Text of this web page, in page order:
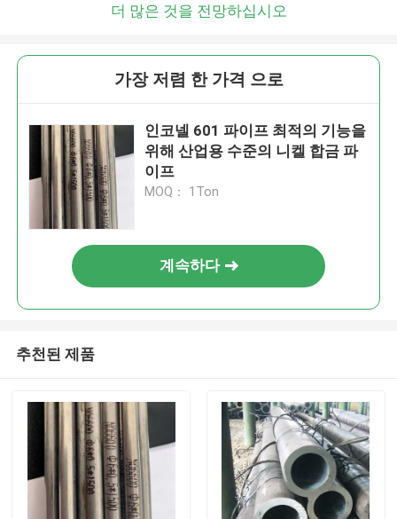
더 많은 것을 전망하십시오
가장 저렴 한 가격 으로
인코넬 601 파이프 최적의 기능을
위해 산업용 수준의 니켈 합금 파
이프
MOQ： 1Ton
계속하다
추천된 제품